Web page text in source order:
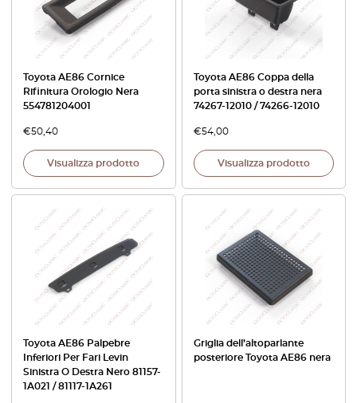
Toyota AE86 Cornice
Rifinitura Orologio Nera
554781204001
€50,40
Visualizza prodotto
Toyota AE86 Coppa della
porta sinistra o destra nera
74267-12010 / 74266-12010
€54,00
Visualizza prodotto
Toyota AE86 Palpebre
Inferiori Per Fari Levin
Sinistra O Destra Nero 81157-
1A021 / 81117-1A261
Griglia dell’altoparlante
posteriore Toyota AE86 nera